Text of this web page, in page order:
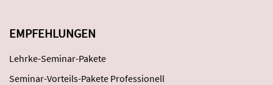
EMPFEHLUNGEN
Lehrke-Seminar-Pakete
Seminar-Vorteils-Pakete Professionell